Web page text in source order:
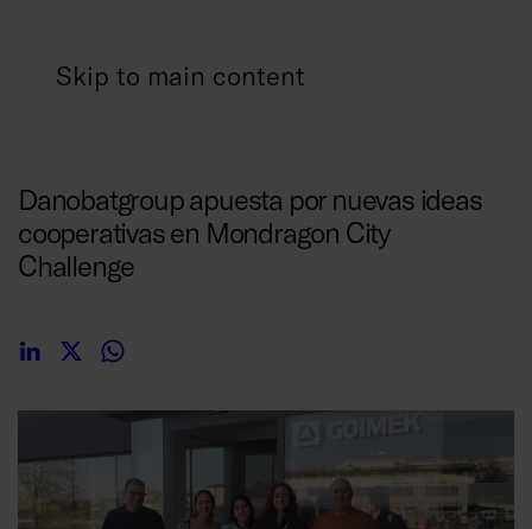
Skip to main content
Danobatgroup apuesta por nuevas ideas
cooperativas en Mondragon City
Challenge